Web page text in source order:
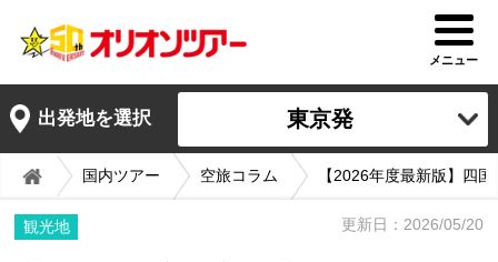
メニュー
出発地を選択 東京発
国内ツアー 空旅コラム 【2026年度最新版】四
観光地 更新日：2026/05/20